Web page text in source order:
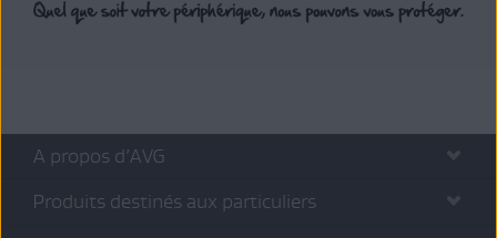
A propos d’AVG
Produits destinés aux particuliers